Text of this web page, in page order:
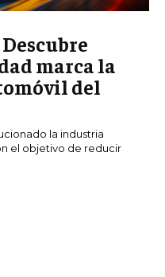
marca la
del
la industria
el objetivo de reducir